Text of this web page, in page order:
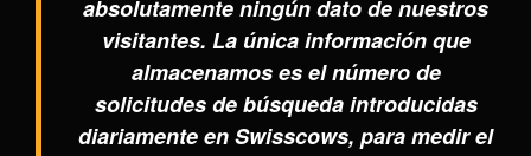
absolutamente ningún dato de nuestros
visitantes. La única información que
almacenamos es el número de
solicitudes de búsqueda introducidas
diariamente en Swisscows, para medir el